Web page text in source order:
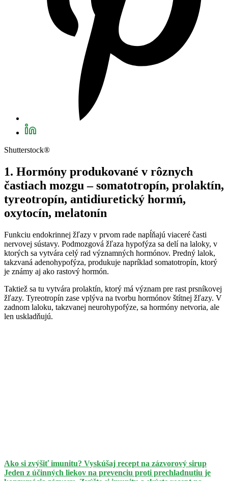
Shutterstock®
1. Hormóny produkované v rôznych
častiach mozgu – somatotropín, prolaktín,
tyreotropín, antidiuretický hormń,
oxytocín, melatonín
Funkciu endokrinnej žľazy v prvom rade napĺňajú viaceré časti
nervovej sústavy. Podmozgová žľaza hypofýza sa delí na laloky, v
ktorých sa vytvára celý rad významných hormónov. Predný lalok,
takzvaná adenohypofýza, produkuje napríklad somatotropín, ktorý
je známy aj ako rastový hormón.
Taktiež sa tu vytvára prolaktín, ktorý má význam pre rast prsníkovej
žľazy. Tyreotropín zase vplýva na tvorbu hormónov štítnej žľazy. V
zadnom laloku, takzvanej neurohypofýze, sa hormóny netvoria, ale
len uskladňujú.
Ako si zvýšiť imunitu? Vyskúšaj recept na zázvorový sirup
Jeden z účinných liekov na prevenciu proti prechladnutiu je